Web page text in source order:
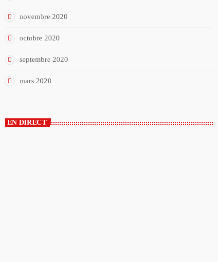
novembre 2020
octobre 2020
septembre 2020
mars 2020
EN DIRECT